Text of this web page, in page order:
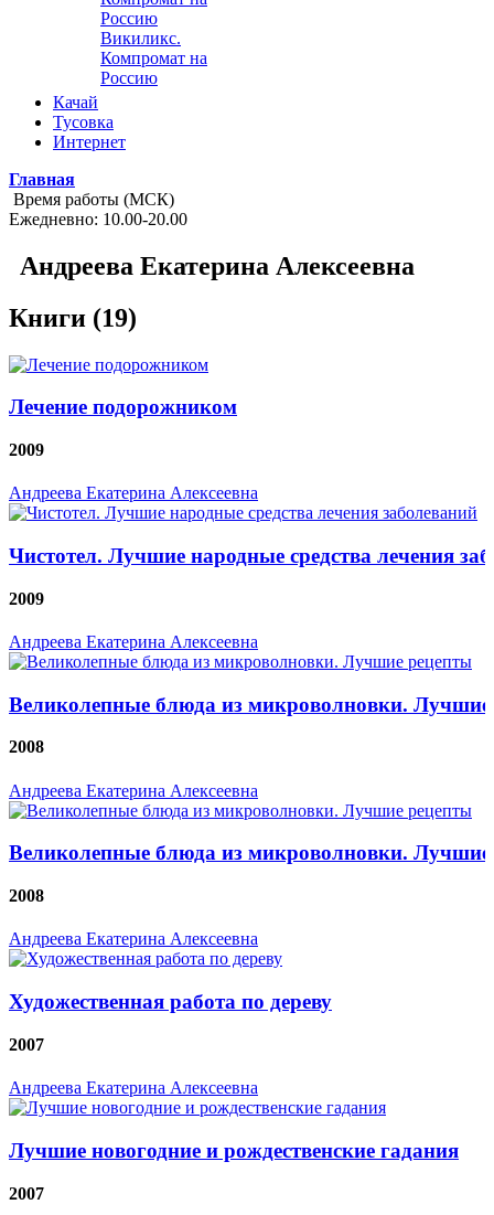
Викиликс.
Компромат на
Россию
Качай
Тусовка
Интернет
Главная
Время работы (МСК)
Ежедневно: 10.00-20.00
Андреева Екатерина Алексеевна
Книги (19)
Лечение подорожником
2009
Андреева Екатерина Алексеевна
Чистотел. Лучшие народные средства лечения
2009
Андреева Екатерина Алексеевна
Великолепные блюда из микроволновки. Лучшие
2008
Андреева Екатерина Алексеевна
Великолепные блюда из микроволновки. Лучшие
2008
Андреева Екатерина Алексеевна
Художественная работа по дереву
2007
Андреева Екатерина Алексеевна
Лучшие новогодние и рождественские гадания
2007